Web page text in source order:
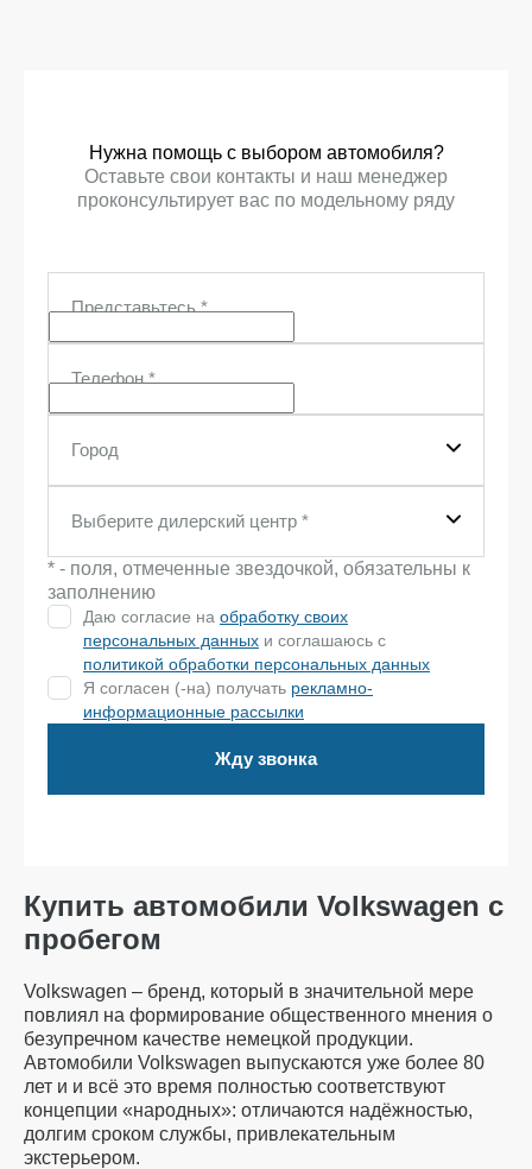
Нужна помощь с выбором автомобиля?
Оставьте свои контакты и наш менеджер
проконсультирует вас по модельному ряду
Представьтесь*
Телефон*
Город
Выберите дилерский центр *
* - поля, отмеченные звездочкой, обязательны к
заполнению
Даю согласие на обработку своих
персональных данных и соглашаюсь с
политикой обработки персональных данных
Я согласен (-на) получать рекламно-
информационные рассылки
Жду звонка
Купить автомобили Volkswagen с
пробегом
Volkswagen – бренд, который в значительной мере
повлиял на формирование общественного мнения о
безупречном качестве немецкой продукции.
Автомобили Volkswagen выпускаются уже более 80
лет и и всё это время полностью соответствуют
концепции «народных»: отличаются надёжностью,
долгим сроком службы, привлекательным
экстерьером.